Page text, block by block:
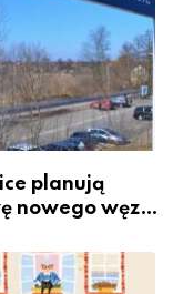
planują
nowego węzła